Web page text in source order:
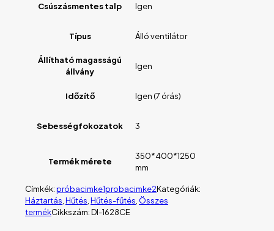
Csúszásmentes talp Igen
Típus Álló ventilátor
Állítható magasságú
állvány
Igen
Időzítő Igen (7 órás)
Sebességfokozatok 3
Termék mérete
350*400*1250
mm
Címkék:próbacimke1probacimke2Kategóriák:
Háztartás,Hűtés,Hűtés-fűtés, Összes
termékCikkszám:DI-1628CE